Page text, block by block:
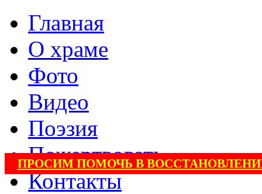
Главная
О храме
Фото
Видео
Поэзия
Пожертвовать
Контакты
ПРОСИМ ПОМОЧЬ В